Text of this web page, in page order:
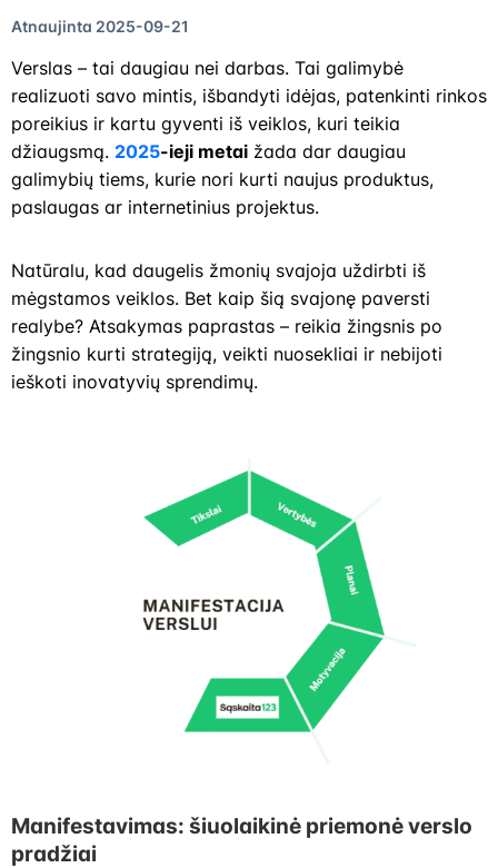
Atnaujinta 2025-09-21
Verslas – tai daugiau nei darbas. Tai galimybė
realizuoti savo mintis, išbandyti idėjas, patenkinti rinkos
poreikius ir kartu gyventi iš veiklos, kuri teikia
džiaugsmą. 2025-ieji metai žada dar daugiau
galimybių tiems, kurie nori kurti naujus produktus,
paslaugas ar internetinius projektus.
Natūralu, kad daugelis žmonių svajoja uždirbti iš
mėgstamos veiklos. Bet kaip šią svajonę paversti
realybe? Atsakymas paprastas – reikia žingsnis po
žingsnio kurti strategiją, veikti nuosekliai ir nebijoti
ieškoti inovatyvių sprendimų.
Manifestavimas: šiuolaikinė priemonė verslo
pradžiai